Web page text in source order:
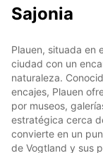
Sajonia
Plauen, situada en
ciudad con un
naturaleza.
encajes, Plauen
por museos,
estratégica cerca
convierte en un
de Vogtland y sus